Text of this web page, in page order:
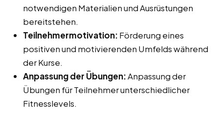
notwendigen Materialien und Ausrüstungen
bereitstehen.
Teilnehmermotivation: Förderung eines
positiven und motivierenden Umfelds während
der Kurse.
Anpassung der Übungen:Anpassung der
Übungen für Teilnehmer unterschiedlicher
Fitnesslevels.